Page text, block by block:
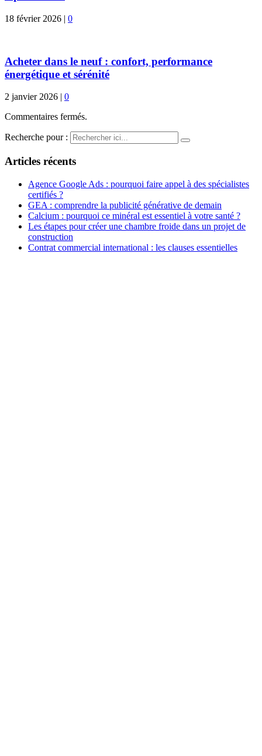
18 février 2026 | 0
Acheter dans le neuf : confort, performance
énergétique et sérénité
2 janvier 2026 | 0
Commentaires fermés.
Recherche pour :
Articles récents
Agence Google Ads : pourquoi faire appel à des spécialistes
certifiés ?
GEA : comprendre la publicité générative de demain
Calcium : pourquoi ce minéral est essentiel à votre santé ?
Les étapes pour créer une chambre froide dans un projet de
construction
Contrat commercial international : les clauses essentielles